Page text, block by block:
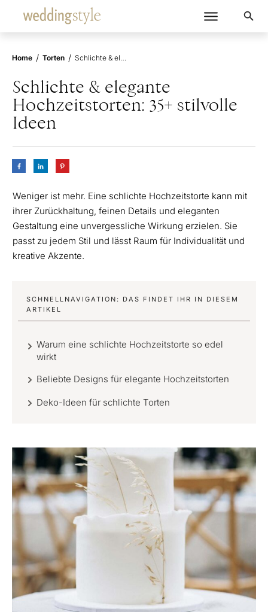
Home / Torten / Schlichte & elegante Hochzeitstorten: 35+ stilvolle Ideen
Schlichte & elegante
Hochzeitstorten: 35+ stilvolle
Ideen
Weniger ist mehr. Eine schlichte Hochzeitstorte kann mit
ihrer Zurückhaltung, feinen Details und eleganten
Gestaltung eine unvergessliche Wirkung erzielen. Sie
passt zu jedem Stil und lässt Raum für Individualität und
kreative Akzente.
SCHNELLNAVIGATION: DAS FINDET IHR IN DIESEM
ARTIKEL
Warum eine schlichte Hochzeitstorte so edel
wirkt
Beliebte Designs für elegante Hochzeitstorten
Deko-Ideen für schlichte Torten